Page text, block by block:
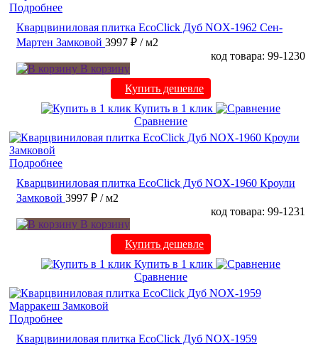
Подробнее
Кварцвиниловая плитка EcoClick Дуб NOX-1962 Сен-
Мартен Замковой 3997 ₽ / м2
код товара: 99-1230
В корзину
Купить дешевле
Купить в 1 клик
Сравнение
Подробнее
Кварцвиниловая плитка EcoClick Дуб NOX-1960 Кроули
Замковой 3997 ₽ / м2
код товара: 99-1231
В корзину
Купить дешевле
Купить в 1 клик
Сравнение
Подробнее
Кварцвиниловая плитка EcoClick Дуб NOX-1959